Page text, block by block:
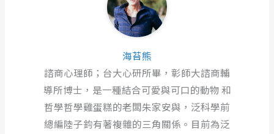
海苔熊
諮商心理師；台大心研所畢，彰師大諮商輔
導所博士，是一種結合可愛與可口的動物 和
哲學哲學雞蛋糕的老闆朱家安與，泛科學前
總編陸子鈞有著複雜的三角關係。目前為泛